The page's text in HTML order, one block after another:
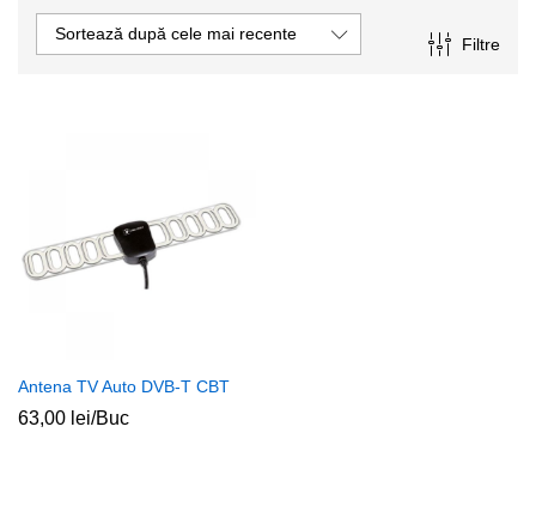
Filtre
Sortează după cele mai recente
Antena TV Auto DVB-T CBT
63,00 lei/Buc